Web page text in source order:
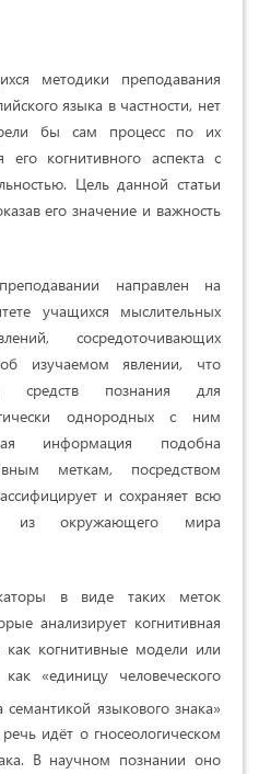
методики преподавания
языка в частности, нет
бы сам процесс по их
когнитивного аспекта с
Цель данной статьи
его значение и важность
направлен на
учащихся мыслительных
сосредоточивающих
изучаемом явлении, что
средств познания для
однородных с ним
информация подобна
меткам, посредством
и сохраняет всю
из окружающего мира
в виде таких меток
анализирует когнитивная
как когнитивные модели или
«единицу человеческого
языкового знака»
идёт о гносеологическом
В научном познании оно